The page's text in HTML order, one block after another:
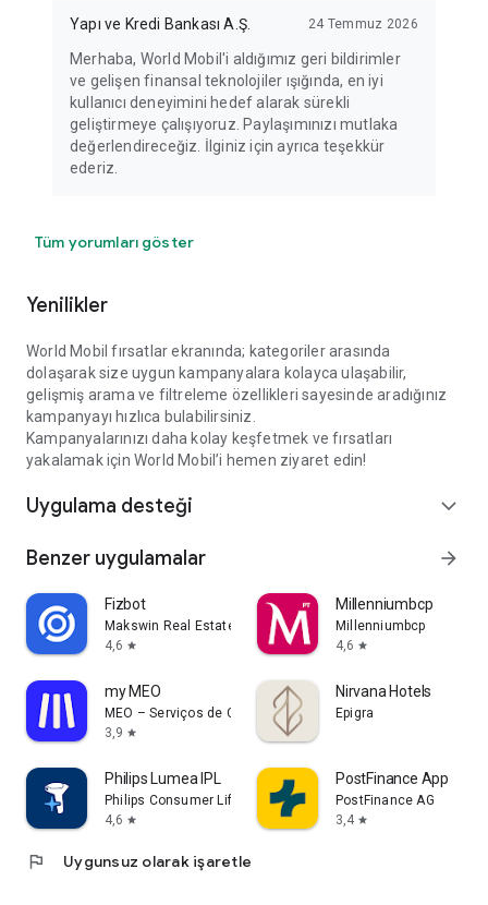
Yapı ve Kredi Bankası A.Ş. 24 Temmuz 2026
Merhaba, World Mobil'i aldığımız geri bildirimler
ve gelişen finansal teknolojiler ışığında, en iyi
kullanıcı deneyimini hedef alarak sürekli
geliştirmeye çalışıyoruz. Paylaşımınızı mutlaka
değerlendireceğiz. İlginiz için ayrıca teşekkür
ederiz.
Tüm yorumları göster
Yenilikler
World Mobil fırsatlar ekranında; kategoriler arasında
dolaşarak size uygun kampanyalara kolayca ulaşabilir,
gelişmiş arama ve filtreleme özellikleri sayesinde aradığınız
kampanyayı hızlıca bulabilirsiniz.
Kampanyalarınızı daha kolay keşfetmek ve fırsatları
yakalamak için World Mobil’i hemen ziyaret edin!
Uygulama desteği expand_more
Benzer uygulamalar arrow_forward
Fizbot
Makswin Real Estate Technologies
4,6 star
Millenniumbcp
Millenniumbcp
4,6 star
my MEO
MEO – Serviços de Comunicações e Multimédia, S.A.
3,9 star
Nirvana Hotels
Epigra
Philips Lumea IPL
Philips Consumer Lifestyle B.V.
4,6 star
PostFinance App
PostFinance AG
3,4 star
flag Uygunsuz olarak işaretle